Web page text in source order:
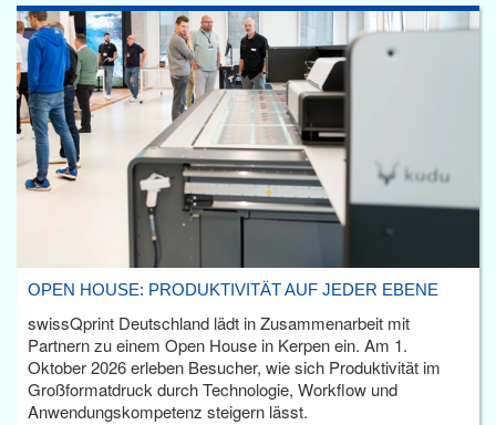
OPEN HOUSE: PRODUKTIVITÄT AUF JEDER EBENE
swissQprint Deutschland lädt in Zusammenarbeit mit
Partnern zu einem Open House in Kerpen ein. Am 1.
Oktober 2026 erleben Besucher, wie sich Produktivität im
Großformatdruck durch Technologie, Workflow und
Anwendungskompetenz steigern lässt.